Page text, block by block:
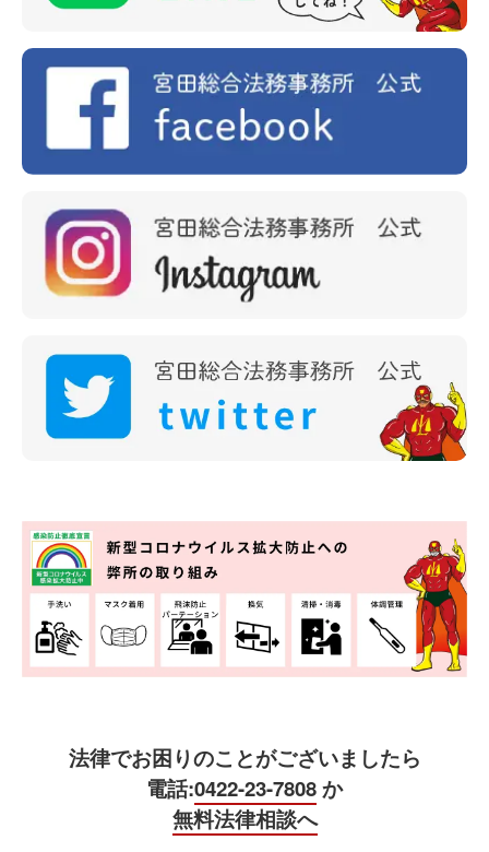
法律でお困りのことがございましたら
電話:0422-23-7808か
無料法律相談へ